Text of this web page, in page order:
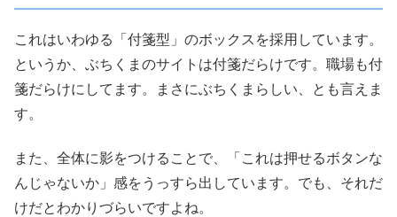
これはいわゆる「付箋型」のボックスを採用しています。
というか、ぶちくまのサイトは付箋だらけです。職場も付
箋だらけにしてます。まさにぶちくまらしい、とも言えま
す。
また、全体に影をつけることで、「これは押せるボタンな
んじゃないか」感をうっすら出しています。でも、それだ
けだとわかりづらいですよね。